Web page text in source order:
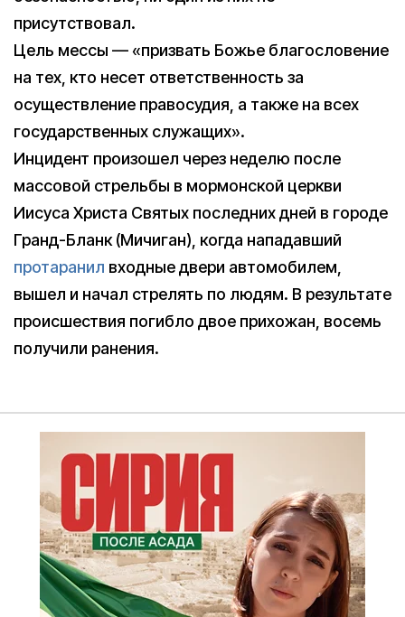
присутствовал.
Цель мессы — «призвать Божье благословение
на тех, кто несет ответственность за
осуществление правосудия, а также на всех
государственных служащих».
Инцидент произошел через неделю после
массовой стрельбы в мормонской церкви
Иисуса Христа Святых последних дней в городе
Гранд-Бланк (Мичиган), когда нападавший
протаранил входные двери автомобилем,
вышел и начал стрелять по людям. В результате
происшествия погибло двое прихожан, восемь
получили ранения.